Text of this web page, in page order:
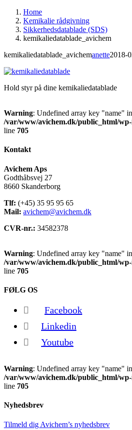
Home
Kemikalie rådgivning
Sikkerhedsdatablade (SDS)
kemikaliedatablade_avichem
kemikaliedatablade_avichemanette2018-
Hold styr på dine kemikaliedatablade
Warning: Undefined array key "name" in
/var/www/avichem.dk/public_html/
line 705
Kontakt
Avichem Aps
Godthåbsvej 27
8660 Skanderborg
Tlf: (+45) 35 95 95 65
Mail: avichem@avichem.dk
CVR-nr.: 34582378
Warning: Undefined array key "name" in
/var/www/avichem.dk/public_html/
line 705
FØLG OS
Facebook
Linkedin
Youtube
Warning: Undefined array key "name" in
/var/www/avichem.dk/public_html/
line 705
Nyhedsbrev
Tilmeld dig Avichem’s nyhedsbrev